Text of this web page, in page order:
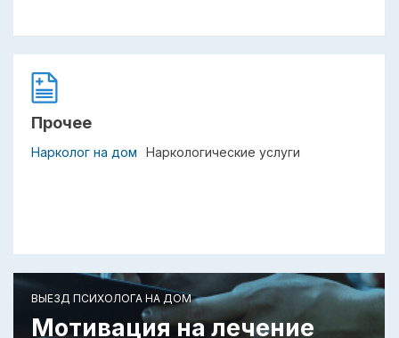
Прочее
Нарколог на дом Наркологические услуги
ВЫЕЗД ПСИХОЛОГА НА ДОМ
Мотивация на лечение